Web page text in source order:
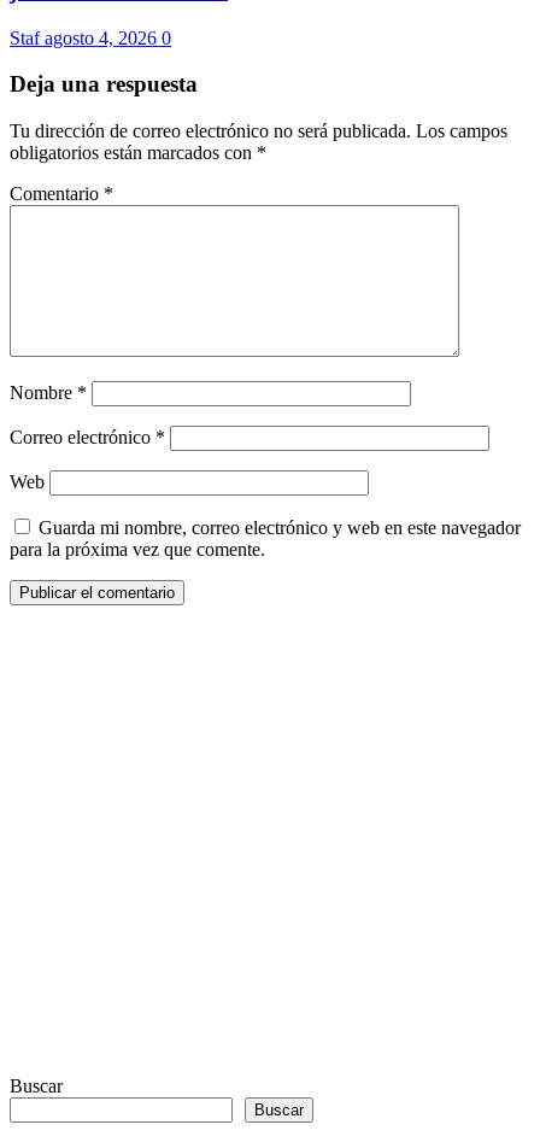
Stafagosto 4, 2026 0
Deja una respuesta
Tu dirección de correo electrónico no será publicada. Los campos
obligatorios están marcados con *
Comentario *
Nombre *
Correo electrónico *
Web
Guarda mi nombre, correo electrónico y web en este navegador
para la próxima vez que comente.
Buscar
Buscar